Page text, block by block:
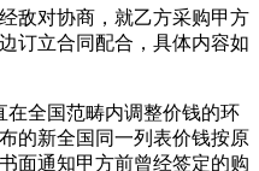
对协商，就乙方采购甲方
订立合同配合，具体内容如
全国范畴内调整价钱的环
的新全国同一列表价钱按原
面通知甲方前曾经签定的购